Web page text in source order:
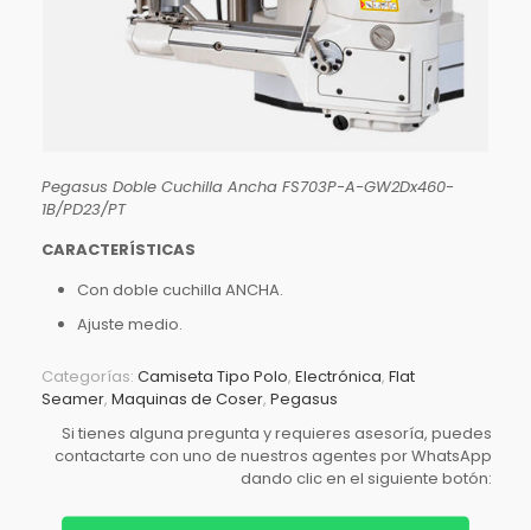
Pegasus Doble Cuchilla Ancha FS703P-A-GW2Dx460-
1B/PD23/PT
CARACTERÍSTICAS
Con doble cuchilla ANCHA.
Ajuste medio.
Categorías: Camiseta Tipo Polo, Electrónica, Flat
Seamer, Maquinas de Coser, Pegasus
Si tienes alguna pregunta y requieres asesoría, puedes
contactarte con uno de nuestros agentes por WhatsApp
dando clic en el siguiente botón: